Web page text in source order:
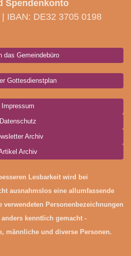
Spendenkonto
IBAN: DE32 3705 0198
das Gemeindebüro
Gottesdienstplan
Impressum
Datenschutz
Archiv
Archiv
Lesbarkeit wird bei
ausnahmslos eine allumfassende
verwendeten Personenbezeichnungen
kenntlich gemacht -
männliche und diverse Personen.